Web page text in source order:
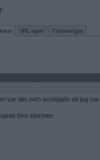
IRL-spel Turneringar
var det som avslöjade att jag
före stormen.